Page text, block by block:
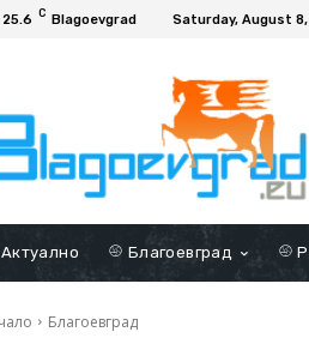
25.6 C Blagoevgrad Saturday, August
Актуално Благоевград
Благоевград